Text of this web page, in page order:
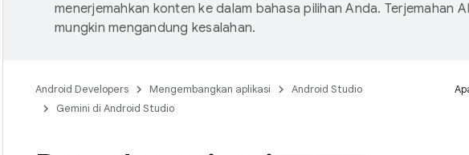
menerjemahkan konten ke dalam bahasa pilihan Anda. Terjemahan AI
mungkin mengandung kesalahan.
Android Developers Mengembangkan aplikasi
Android Studio
Gemini di Android Studio